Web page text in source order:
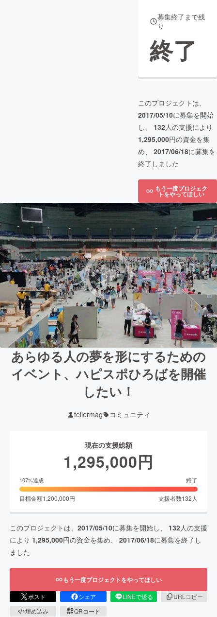
募集終了まで残
り
終了
このプロジェクトは、
2017/05/10に募集を開始
し、 132人の支援により
1,295,000円の資金を集
め、 2017/06/18に募集を
終了しました
もう一度プロジェク
トをやってほしい
あらゆる人の夢を形にするための
イベント、ハピスポひろばを開催
したい！
tellermag コミュニティ
現在の支援総額
1,295,000円
107%達成 終了
目標金額1,200,000円 支援者数132 人
このプロジェクトは、 2017/05/10に募集を開始し、 132人の支援
により 1,295,000円の資金を集め、 2017/06/18に募集を終了し
ました
もう一度プロジェクトをやってほしい
ポスト シェア LINEで送る
URLコピー
埋め込み
QRコード